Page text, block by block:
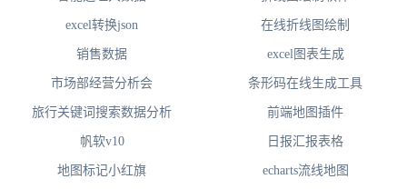
excel转换json 在线折线图绘制
销售数据 excel图表生成
市场部经营分析会 条形码在线生成工具
旅行关键词搜索数据分析 前端地图插件
帆软v10 日报汇报表格
地图标记小红旗 echarts流线地图